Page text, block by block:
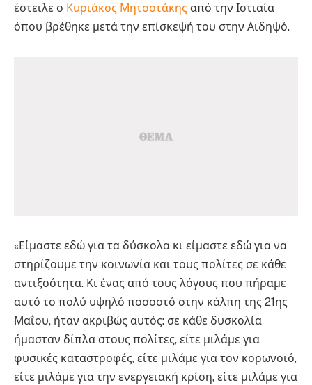
έστειλε ο Κυριάκος Μητσοτάκης από την Ιστιαία
όπου βρέθηκε μετά την επίσκεψή του στην Αιδηψό.
«Είμαστε εδώ για τα δύσκολα κι είμαστε εδώ για να
στηρίζουμε την κοινωνία και τους πολίτες σε κάθε
αντιξοότητα. Κι ένας από τους λόγους που πήραμε
αυτό το πολύ υψηλό ποσοστό στην κάλπη της 21ης
Μαΐου, ήταν ακριβώς αυτός: σε κάθε δυσκολία
ήμασταν δίπλα στους πολίτες, είτε μιλάμε για
φυσικές καταστροφές, είτε μιλάμε για τον κορωνοϊό,
είτε μιλάμε για την ενεργειακή κρίση, είτε μιλάμε για